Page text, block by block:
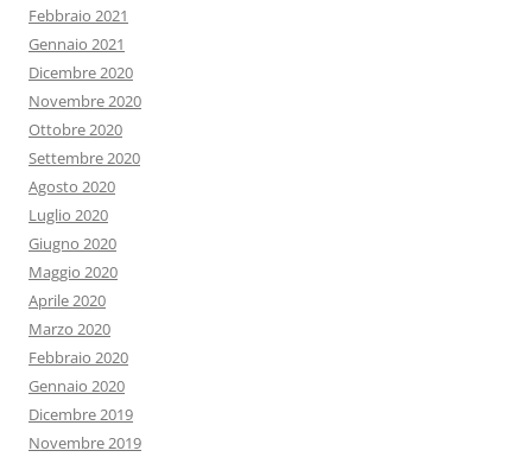
Febbraio 2021
Gennaio 2021
Dicembre 2020
Novembre 2020
Ottobre 2020
Settembre 2020
Agosto 2020
Luglio 2020
Giugno 2020
Maggio 2020
Aprile 2020
Marzo 2020
Febbraio 2020
Gennaio 2020
Dicembre 2019
Novembre 2019